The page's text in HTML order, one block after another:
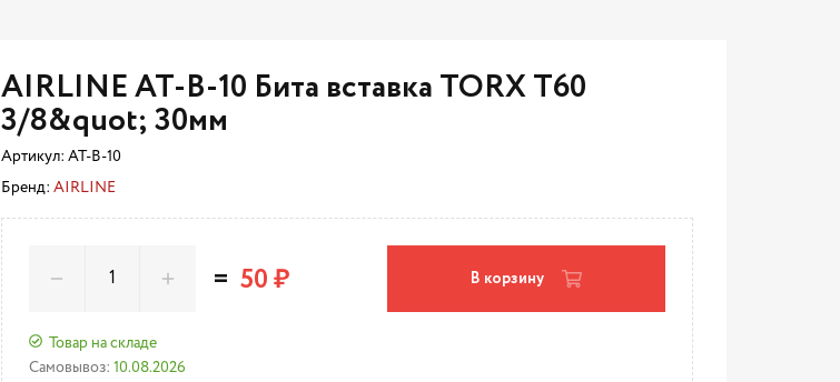
AIRLINE AT-B-10 Бита вставка TORX T60
3/8&quot; 30мм
Артикул: AT-B-10
Бренд: AIRLINE
Товар на складе
Самовывоз: 10.08.2026
= 50 ₽ В корзину